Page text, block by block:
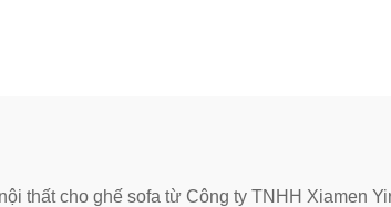
thất cho ghế sofa từ Công ty TNHH Xiamen